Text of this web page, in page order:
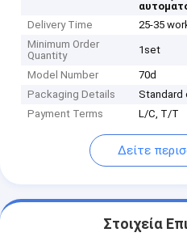
Delivery Time
25-35
Minimum Order
Quantity
1set
Model Number
70d
Packaging Details
Standard
Payment Terms
L/C, T/T
Δείτε
Στοιχεία